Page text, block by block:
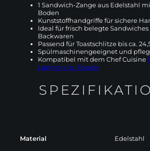
1 Sandwich-Zange aus Edelstahl
Boden
Kunststoffhandgriffe für sichere
Ideal für frisch belegte
Backwaren
Passend für Toastschlitze bis ca. 24,5
Spülmaschinengeeignet und
Kompatibel mit dem Chef Cuisine
Langschlitz-Toaster
Material Edelstahl